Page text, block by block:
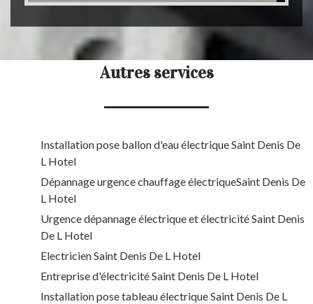
Autres services
Installation pose ballon d'eau électrique Saint Denis De
L Hotel
Dépannage urgence chauffage électriqueSaint Denis De
L Hotel
Urgence dépannage électrique et électricité Saint Denis
De L Hotel
Electricien Saint Denis De L Hotel
Entreprise d'électricité Saint Denis De L Hotel
Installation pose tableau électrique Saint Denis De L